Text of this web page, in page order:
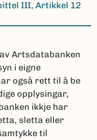
III, Artikkel 12
Artsdatabanken
i eigne
også rett til å be
opplysingar,
ikkje har
sletta eller
til